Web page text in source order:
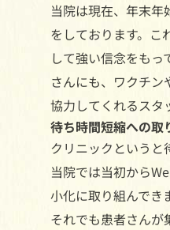
当院は現在、年末
をしております。こ
して強い信念をも
さんにも、ワクチ
協力してくれるスタ
待ち時間短縮への取
クリニックというと
当院では当初から
小化に取り組んでき
それでも患者さんが